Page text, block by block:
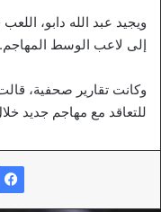
ويجيد عبد الله دابو،
إلى لاعب الوسط المهاجم.
وكانت تقارير صحفية،
للتعاقد مع مهاجم جديد